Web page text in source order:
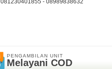
081230401855 - 08989838632
PENGAMBILAN UNIT
Melayani COD